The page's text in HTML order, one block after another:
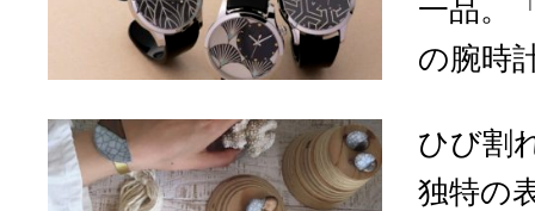
一品。
の腕時
ひび割
独特の